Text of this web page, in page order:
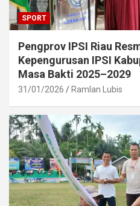
SPORT
Pengprov IPSI Riau
Kepengurusan IPSI
Masa Bakti 2025–2029
31/01/2026 Ramlan Lubis